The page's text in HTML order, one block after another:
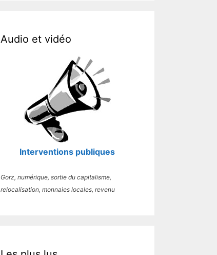
Audio et vidéo
Interventions publiques
Gorz, numérique, sortie du capitalisme,
relocalisation, monnaies locales, revenu